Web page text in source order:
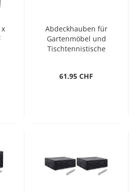
Abdeckhauben für
Gartenmöbel und
Tischtennistische
61.95 CHF